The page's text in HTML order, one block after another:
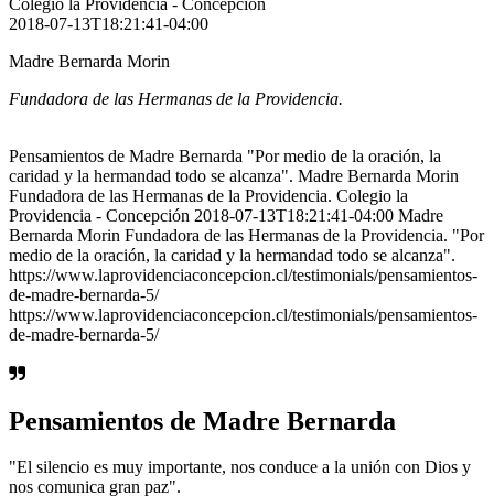
2018-07-13T18:21:41-04:00
Madre Bernarda Morin
Fundadora de las Hermanas de la Providencia.
Pensamientos de Madre Bernarda "Por medio de la oración, la
caridad y la hermandad todo se alcanza". Madre Bernarda Morin
Fundadora de las Hermanas de la Providencia. Colegio la
Providencia - Concepción 2018-07-13T18:21:41-04:00 Madre
Bernarda Morin Fundadora de las Hermanas de la Providencia. "Por
medio de la oración, la caridad y la hermandad todo se alcanza".
https://www.laprovidenciaconcepcion.cl/testimonials/pensamientos-
de-madre-bernarda-5/
https://www.laprovidenciaconcepcion.cl/testimonials/pensamientos-
de-madre-bernarda-5/
Pensamientos de Madre Bernarda
"El silencio es muy importante, nos conduce a la unión con Dios y
nos comunica gran paz".